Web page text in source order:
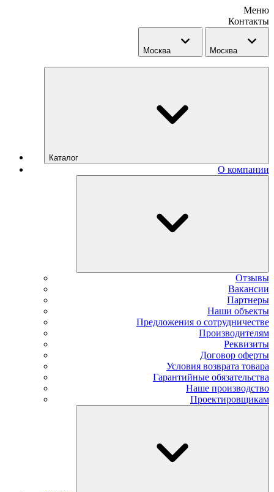
Меню
Контакты
Москва Москва
Каталог
О компании
Отзывы
Вакансии
Партнеры
Наши объекты
Предложения о сотрудничестве
Производителям
Реквизиты
Договор оферты
Условия возврата товара
Гарантийные обязательства
Наше производство
Проектировщикам